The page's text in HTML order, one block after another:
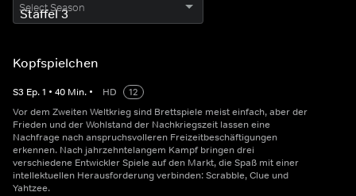
Select Season
Kopfspielchen
S3 Ep.1 • 40 Min. • HD
12
Vor dem Zweiten Weltkrieg sind Brettspiele meist einfach, aber der
Frieden und der Wohlstand der Nachkriegszeit lassen eine
Nachfrage nach anspruchsvolleren Freizeitbeschäftigungen
erkennen. Nach jahrzehntelangem Kampf bringen drei
verschiedene Entwickler Spiele auf den Markt, die Spaß mit einer
intellektuellen Herausforderung verbinden: Scrabble, Clue und
Yahtzee.